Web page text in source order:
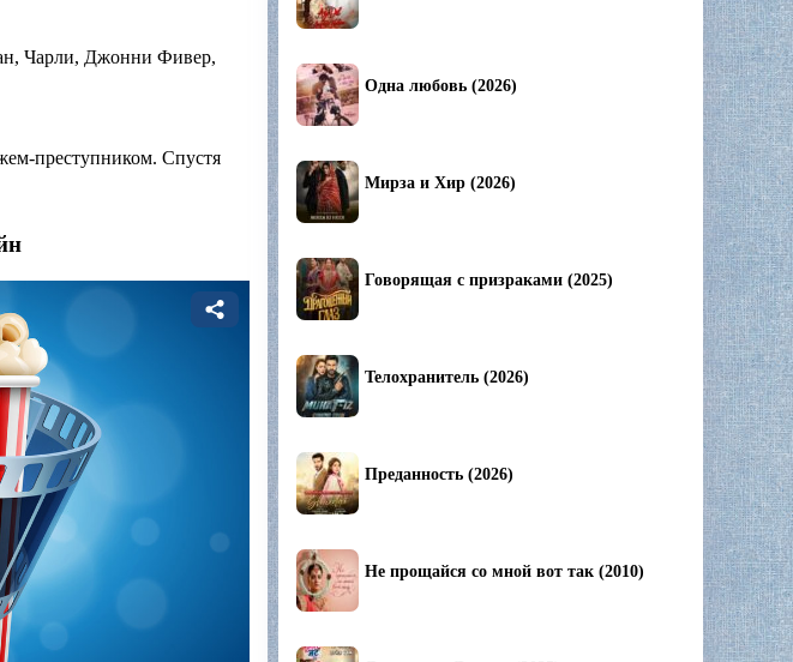
Чарли, Джонни Фивер,
преступником. Спустя
Одна любовь (2026)
Мирза и Хир (2026)
Говорящая с призраками (2025)
Телохранитель (2026)
Преданность (2026)
Не прощайся со мной вот так (2010)